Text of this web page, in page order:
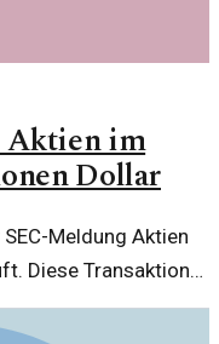
Aktien im
Dollar
Meldung Aktien
Diese Transaktion
auf.